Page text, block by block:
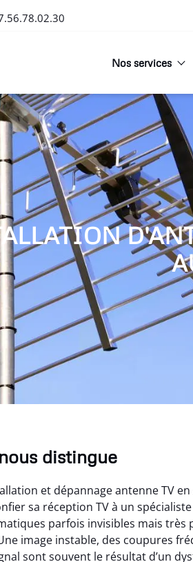
Nos services
distingue
et dépannage antenne TV
sa réception TV à un
parfois invisibles mais très
image instable, des coupures
sont souvent le résultat d’un